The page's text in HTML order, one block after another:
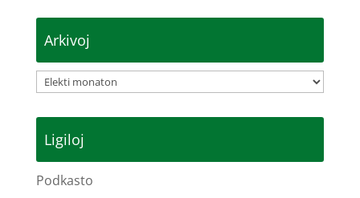
Arkivoj
Arkivoj
Ligiloj
Podkasto